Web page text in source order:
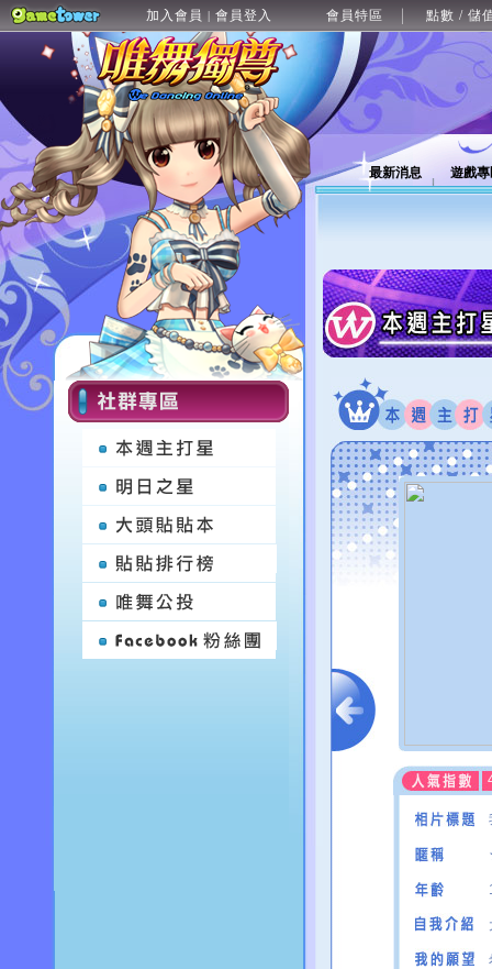
加入會員 | 會員登入 會員特區 點數 / 儲
最新消息 遊戲